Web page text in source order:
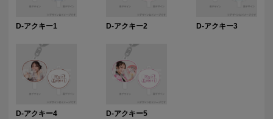
D-アクキー1 D-アクキー2 D-アクキー3
D-アクキー4 D-アクキー5